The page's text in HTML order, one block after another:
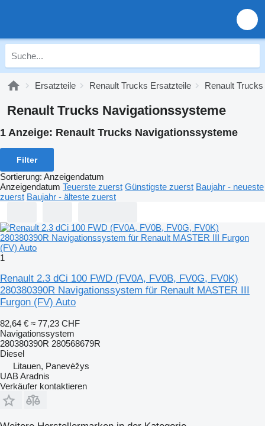
Ersatzteile Renault Trucks Ersatzteile Renault
Renault Trucks Navigationssysteme
1 Anzeige: Renault Trucks Navigationssysteme
Filter
Sortierung: Anzeigendatum
Anzeigendatum Teuerste zuerst Günstigste zuerst Baujahr - neueste
zuerst Baujahr - älteste zuerst
1
Renault 2.3 dCi 100 FWD (FV0A, FV0B, FV0G, FV0K)
280380390R Navigationssystem für Renault MASTER III
Furgon (FV) Auto
82,64 € ≈ 77,23 CHF
Navigationssystem
280380390R 280568679R
Diesel
Litauen, Panevėžys
UAB Aradnis
Verkäufer kontaktieren